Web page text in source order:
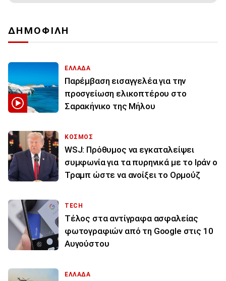
ΔΗΜΟΦΙΛΗ
ΕΛΛΑΔΑ
Παρέμβαση εισαγγελέα για την
προσγείωση ελικοπτέρου στο
Σαρακήνικο της Μήλου
ΚΟΣΜΟΣ
WSJ: Πρόθυμος να εγκαταλείψει
συμφωνία για τα πυρηνικά με το Ιράν ο
Τραμπ ώστε να ανοίξει το Ορμούζ
TECH
Τέλος στα αντίγραφα ασφαλείας
φωτογραφιών από τη Google στις 10
Αυγούστου
ΕΛΛΑΔΑ